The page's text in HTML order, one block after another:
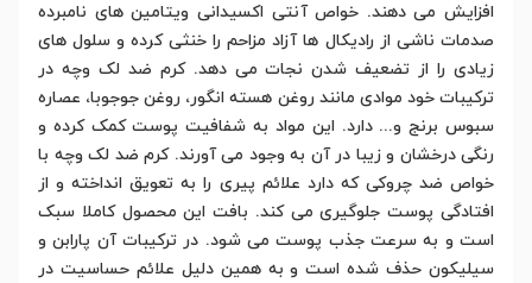
افزایش می دهند. خواص آنتی اکسیدانی ویتامین های نامبرده
صدمات ناشی از رادیکال ها آزاد مزاحم را خنثی کرده و سلول های
زیادی را از تضعیف شدن نجات می دهد. کرم ضد لک وچه در
ترکیبات خود موادی مانند روغن هسته انگور، روغن جوجوبا، عصاره
سبوس برنج و... دارد. این مواد به شفافیت پوست کمک کرده و
رنگی درخشان و زیبا در آن به وجود می آورند. کرم ضد لک وچه با
خواص ضد چروکی که دارد علائم پیری را به تعویق انداخته و از
افتادگی پوست جلوگیری می کند. بافت این محصول کاملا سبک
است و به سرعت جذب پوست می شود. در ترکیبات آن پارابن و
سیلیکون حذف شده است و به همین دلیل علائم حساسیت در